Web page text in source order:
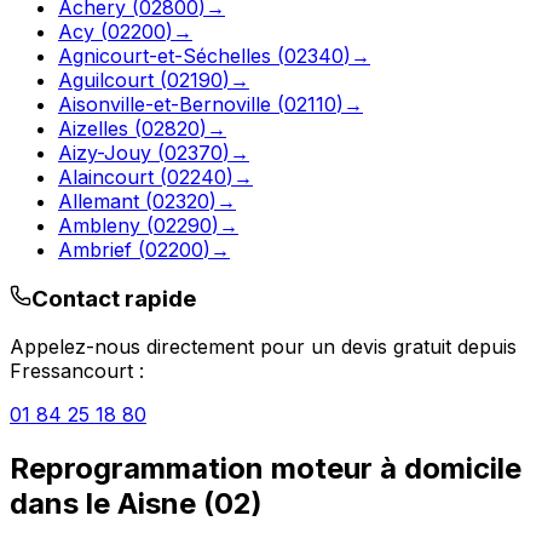
Achery (02800) →
Acy (02200) →
Agnicourt-et-Séchelles (02340) →
Aguilcourt (02190) →
Aisonville-et-Bernoville (02110) →
Aizelles (02820) →
Aizy-Jouy (02370) →
Alaincourt (02240) →
Allemant (02320) →
Ambleny (02290) →
Ambrief (02200) →
Contact rapide
Appelez-nous directement pour un devis gratuit depuis
Fressancourt :
01 84 25 18 80
Reprogrammation moteur à domicile
dans le Aisne (02)